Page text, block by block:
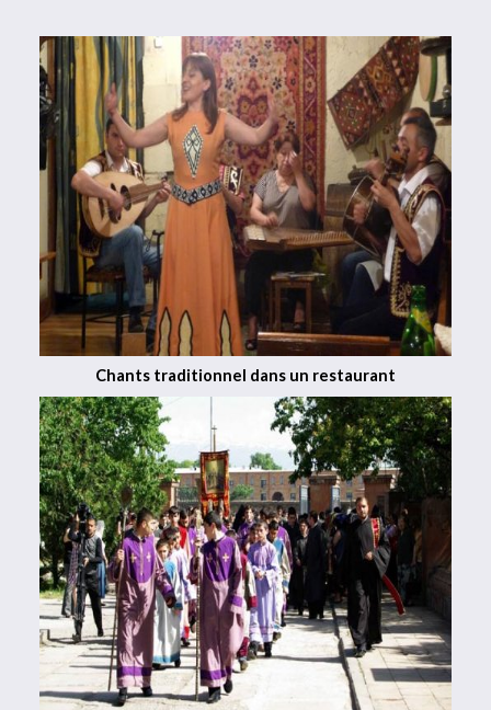
Chants traditionnel dans un restaurant